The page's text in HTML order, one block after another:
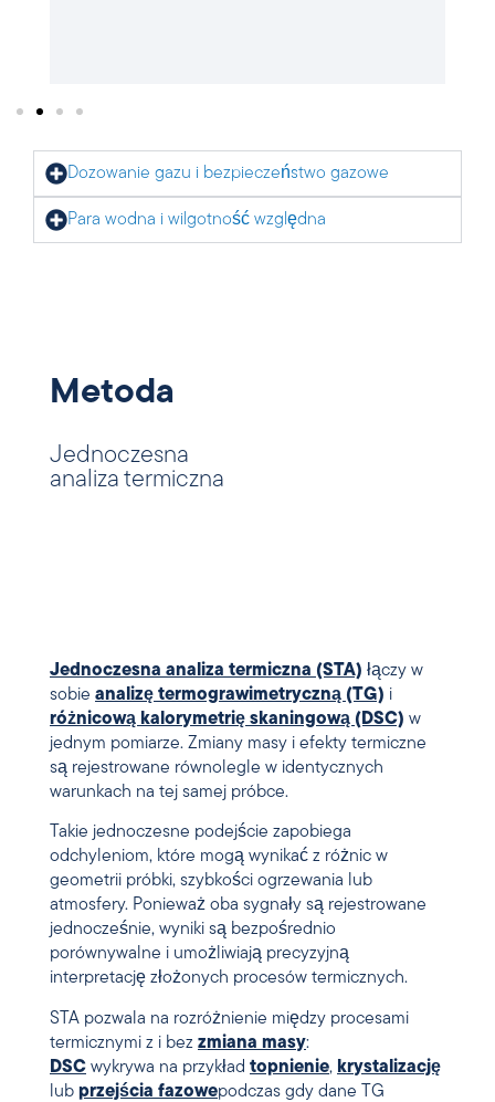
Dozowanie gazu i bezpieczeństwo gazowe
Para wodna i wilgotność względna
Metoda
Jednoczesna
analiza termiczna
Jednoczesna analiza termiczna (STA) łączy w
sobie analizę termograwimetryczną (TG) i
różnicową kalorymetrię skaningową (DSC) w
jednym pomiarze. Zmiany masy i efekty termiczne
są rejestrowane równolegle w identycznych
warunkach na tej samej próbce.
Takie jednoczesne podejście zapobiega
odchyleniom, które mogą wynikać z różnic w
geometrii próbki, szybkości ogrzewania lub
atmosfery. Ponieważ oba sygnały są rejestrowane
jednocześnie, wyniki są bezpośrednio
porównywalne i umożliwiają precyzyjną
interpretację złożonych procesów termicznych.
STA pozwala na rozróżnienie między procesami
termicznymi z i bez zmiana masy:
DSC wykrywa na przykład topnienie, krystalizację
lub przejścia fazowepodczas gdy dane TG